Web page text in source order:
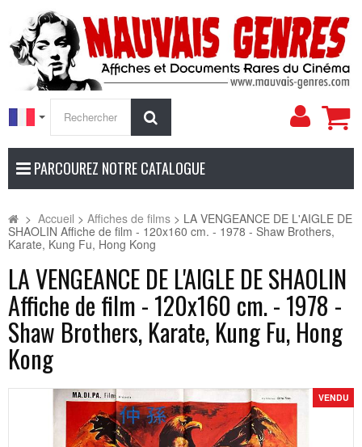
Mon
PARCOUREZ NOTRE CATALOGUE
> Accueil > Affiches de films > LA VENGEANCE DE L'AIGLE DE
SHAOLIN Affiche de film - 120x160 cm. - 1978 - Shaw Brothers,
Karate, Kung Fu, Hong Kong
LA VENGEANCE DE L'AIGLE DE SHAOLIN
Affiche de film - 120x160 cm. - 1978 -
Shaw Brothers, Karate, Kung Fu, Hong
Kong
VENDU